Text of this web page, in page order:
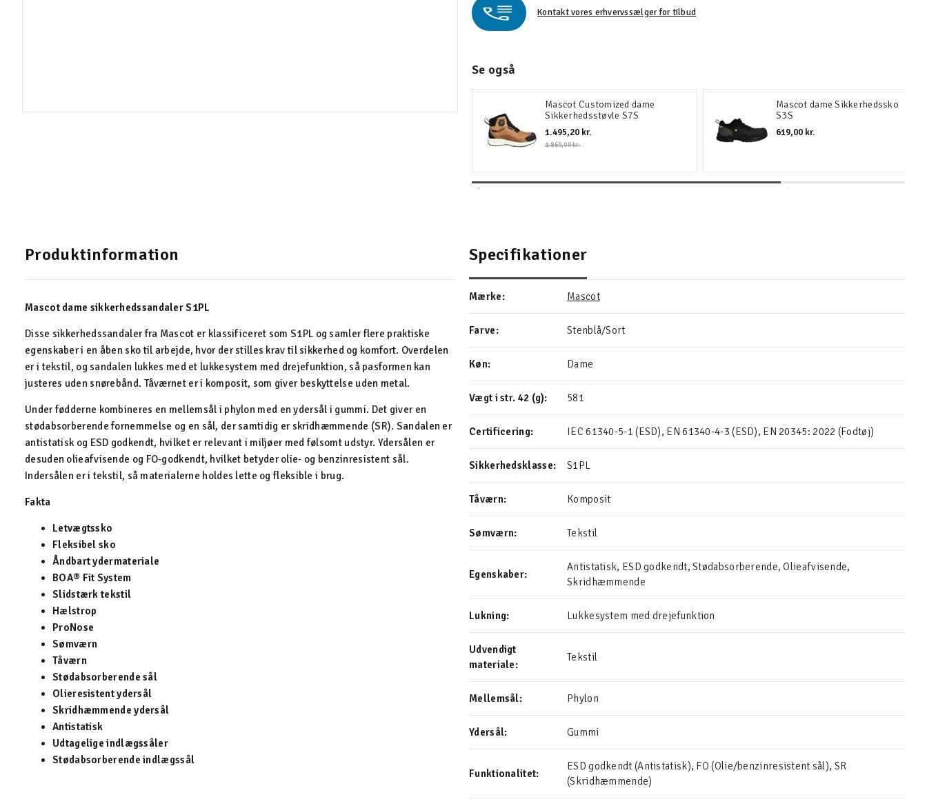
Kontakt vores erhvervssælger for tilbud
Se også
Mascot Customized dame
Sikkerhedsstøvle S7S
1.495,20 kr.
1.869,00 kr.
Mascot dame Sikkerhedssko
S3S
619,00 kr.
Produktinformation
Mascot dame sikkerhedssandaler S1PL
Disse sikkerhedssandaler fra Mascot er klassificeret som S1PL og samler flere praktiske
egenskaber i en åben sko til arbejde, hvor der stilles krav til sikkerhed og komfort. Overdelen
er i tekstil, og sandalen lukkes med et lukkesystem med drejefunktion, så pasformen kan
justeres uden snørebånd. Tåværnet er i komposit, som giver beskyttelse uden metal.
Under fødderne kombineres en mellemsål i phylon med en ydersål i gummi. Det giver en
stødabsorberende fornemmelse og en sål, der samtidig er skridhæmmende (SR). Sandalen er
antistatisk og ESD godkendt, hvilket er relevant i miljøer med følsomt udstyr. Ydersålen er
desuden olieafvisende og FO-godkendt, hvilket betyder olie- og benzinresistent sål.
Indersålen er i tekstil, så materialerne holdes lette og fleksible i brug.
Fakta
Letvægtssko
Fleksibel sko
Åndbart ydermateriale
BOA® Fit System
Slidstærk tekstil
Hælstrop
ProNose
Sømværn
Tåværn
Stødabsorberende sål
Olieresistent ydersål
Skridhæmmende ydersål
Antistatisk
Udtagelige indlægssåler
Stødabsorberende indlægssål
Specifikationer
Mærke: Mascot
Farve: Stenblå/Sort
Køn: Dame
Vægt i str. 42 (g): 581
Certificering: IEC 61340-5-1 (ESD), EN 61340-4-3 (ESD), EN 20345: 2022 (Fodtøj)
Sikkerhedsklasse: S1PL
Tåværn: Komposit
Sømværn: Tekstil
Egenskaber:
Antistatisk, ESD godkendt, Stødabsorberende, Olieafvisende,
Skridhæmmende
Lukning: Lukkesystem med drejefunktion
Udvendigt
materiale:
Tekstil
Mellemsål: Phylon
Ydersål: Gummi
Funktionalitet:
ESD godkendt (Antistatisk), FO (Olie/benzinresistent sål), SR
(Skridhæmmende)